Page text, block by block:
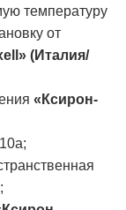
температуру
от
(Италия/
«Ксирон-
;